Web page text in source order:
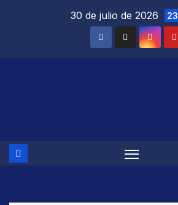
30 de julio de 2026